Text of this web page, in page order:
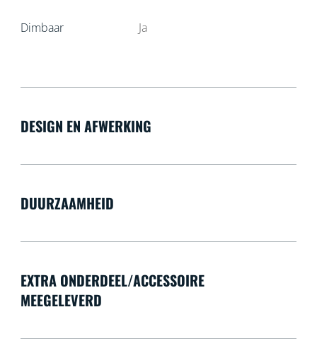
Dimbaar Ja
DESIGN EN AFWERKING
DUURZAAMHEID
EXTRA ONDERDEEL/ACCESSOIRE
MEEGELEVERD